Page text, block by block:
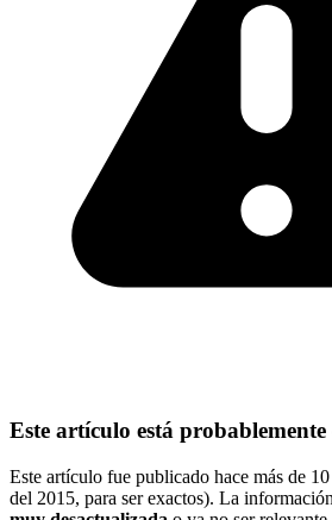
Este artículo está probablemente
Este artículo fue publicado hace más de
del 2015, para ser exactos). La